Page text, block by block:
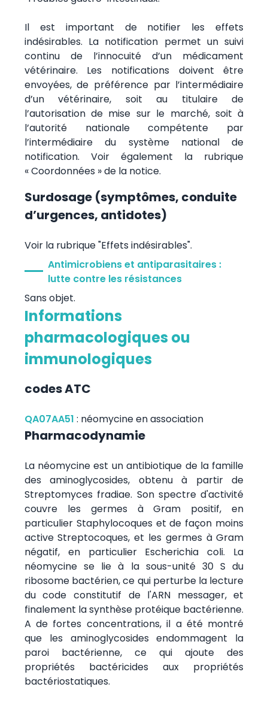
Il est important de notifier les effets
indésirables. La notification permet un suivi
continu de l’innocuité d’un médicament
vétérinaire. Les notifications doivent être
envoyées, de préférence par l’intermédiaire
d’un vétérinaire, soit au titulaire de
l’autorisation de mise sur le marché, soit à
l’autorité nationale compétente par
l’intermédiaire du système national de
notification. Voir également la rubrique
« Coordonnées » de la notice.
Surdosage (symptômes, conduite
d’urgences, antidotes)
Voir la rubrique "Effets indésirables".
Antimicrobiens et antiparasitaires :
lutte contre les résistances
Sans objet.
Informations
pharmacologiques ou
immunologiques
codes ATC
QA07AA51 : néomycine en association
Pharmacodynamie
La néomycine est un antibiotique de la famille
des aminoglycosides, obtenu à partir de
Streptomyces fradiae. Son spectre d'activité
couvre les germes à Gram positif, en
particulier Staphylocoques et de façon moins
active Streptocoques, et les germes à Gram
négatif, en particulier Escherichia coli. La
néomycine se lie à la sous-unité 30 S du
ribosome bactérien, ce qui perturbe la lecture
du code constitutif de l'ARN messager, et
finalement la synthèse protéique bactérienne.
A de fortes concentrations, il a été montré
que les aminoglycosides endommagent la
paroi bactérienne, ce qui ajoute des
propriétés bactéricides aux propriétés
bactériostatiques.